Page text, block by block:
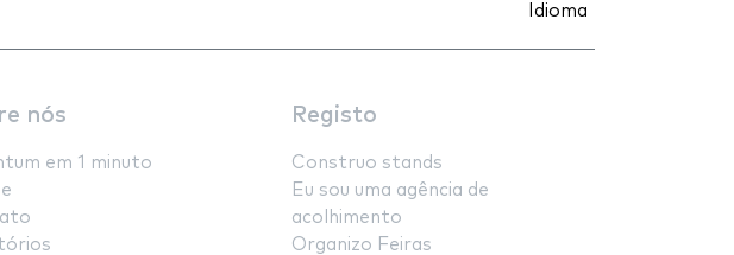
Idioma
nós
em 1 minuto
Registo
Construo stands
Eu sou uma agência de
acolhimento
Organizo Feiras